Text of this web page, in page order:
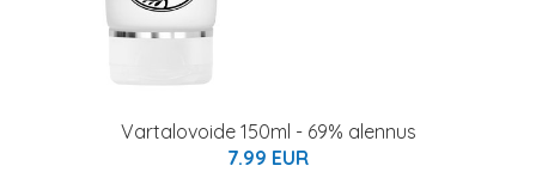
Vartalovoide 150ml - 69% alennus
7.99 EUR